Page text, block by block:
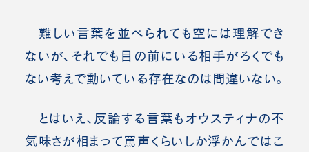
難しい言葉を並べられても空には理解でき
ないが、それでも目の前にいる相手がろくでも
ない考えで動いている存在なのは間違いない。
とはいえ、反論する言葉もオウスティナの不
気味さが相まって罵声くらいしか浮かんではこ